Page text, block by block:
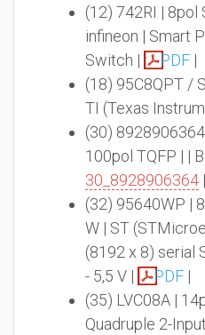
(12) 742RI | 8pol
infineon | Smart
Switch |
PDF |
(18) 95C8QPT /
TI (Texas
(30)
100pol TQFP | |
30_8928906364
(32) 95640WP |
W | ST
(8192 x 8) serial
- 5,5 V |
PDF |
(35) LVC08A |
Quadruple 2-